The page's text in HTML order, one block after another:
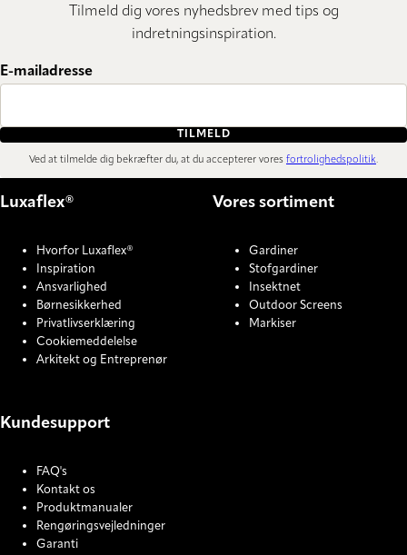
Tilmeld dig vores nyhedsbrev med tips og
indretningsinspiration.
E-mailadresse
TILMELD
Ved at tilmelde dig bekræfter du, at du accepterer vores fortrolighedspolitik.
Luxaflex®
Hvorfor Luxaflex®
Inspiration
Ansvarlighed
Børnesikkerhed
Privatlivserklæring
Cookiemeddelelse
Arkitekt og Entreprenør
Vores sortiment
Gardiner
Stofgardiner
Insektnet
Outdoor Screens
Markiser
Kundesupport
FAQ's
Kontakt os
Produktmanualer
Rengøringsvejledninger
Garanti